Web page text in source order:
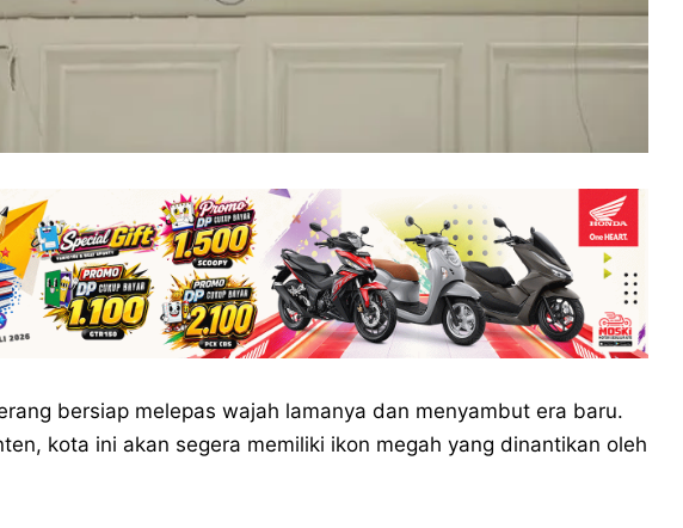
bersiap melepas wajah lamanya dan menyambut era baru.
kota ini akan segera memiliki ikon megah yang dinantikan oleh